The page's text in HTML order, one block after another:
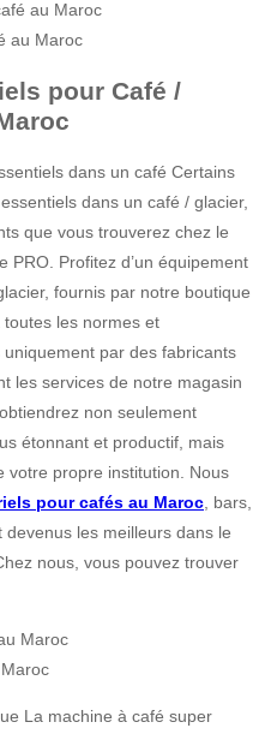
au Maroc
pour Café /
dans un café Certains
dans un café / glacier,
que vous trouverez chez le
PRO. Profitez d’un équipement
fournis par notre boutique
les normes et
par des fabricants
les services de notre magasin
non seulement
étonnant et productif, mais
votre propre institution. Nous
pour cafés au Maroc , bars,
les meilleurs dans le
nous, vous pouvez trouver
La machine à café super